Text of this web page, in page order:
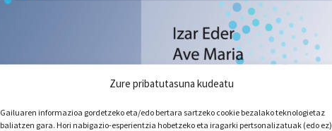
Zure pribatutasuna kudeatu
Gailuaren informazioa gordetzeko eta/edo bertara sartzeko cookie bezalako teknologietaz
baliatzen gara. Hori nabigazio-esperientzia hobetzeko eta iragarki pertsonalizatuak (edo ez)